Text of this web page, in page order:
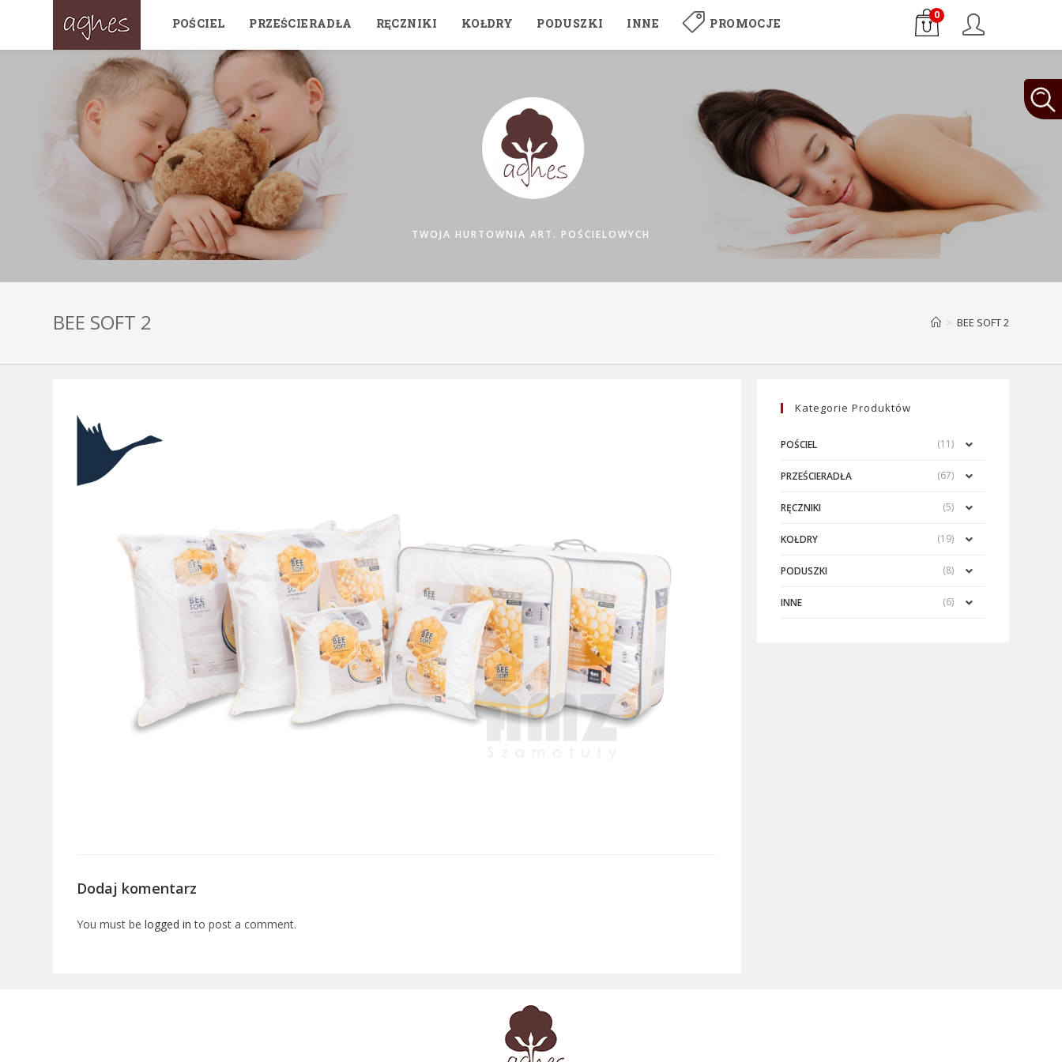
POŚCIEL PRZEŚCIERADŁA RĘCZNIKI KOŁDRY PODUSZKI INNE PROMOCJE
0
TWOJA HURTOWNIA ART. POŚCIELOWYCH
BEE SOFT 2 > BEE SOFT 2
Dodaj komentarz
You must belogged in to post a comment.
Kategorie Produktów
POŚCIEL (11)
PRZEŚCIERADŁA (67)
RĘCZNIKI (5)
KOŁDRY (19)
PODUSZKI (8)
INNE (6)